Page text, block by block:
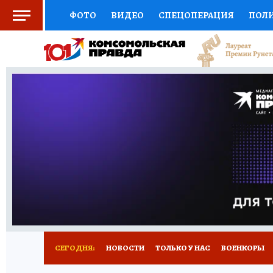
ФОТО ВИДЕО СПЕЦОПЕРАЦИЯ
СОЦПОДДЕРЖКА НАУКА СПОРТ
ВЫБОР ЭКСПЕРТОВ ДОКТОР
ПРОГНОЗЫ НА СПОРТ
НОВОЕ
СЕГОДНЯ: НОВОСТИ ТОЛЬКО У НАС ВОЕНКОРЫ